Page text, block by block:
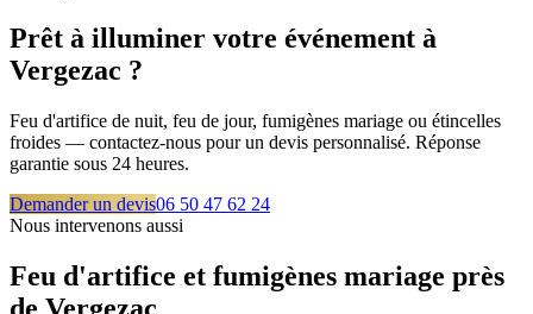
Prêt à illuminer votre événement à
Vergezac ?
Feu d'artifice de nuit, feu de jour, fumigènes mariage ou étincelles
froides — contactez-nous pour un devis personnalisé. Réponse
garantie sous 24 heures.
Demander un devis06 50 47 62 24
Nous intervenons aussi
Feu d'artifice et fumigènes mariage près